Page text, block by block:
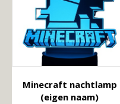
Minecraft nachtlamp
(eigen naam)